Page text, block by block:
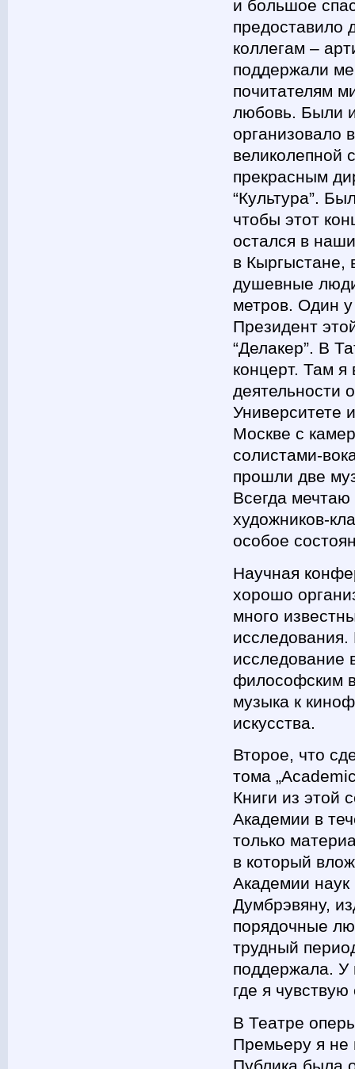
и большое
предоставило
коллегам –
поддержали
почитателям
любовь. Были
организовало
великолепной
прекрасным
“Культура”.
чтобы этот
остался в
в Кыргыстане,
душевные
метров. Один
Президент
“Делакер”. В
концерт. Там
деятельности
Университете
Москве с
солистами-
прошли две
Всегда мечтаю
художников-
особое
Научная
хорошо
много
исследование
философским
музыка к
искусства.
Второе, что
тома
Книги из этой
Академии в
только
в который
Академии
Думбрэвяну,
порядочные
трудный
поддержала. У
где я
В Театре
Премьеру я не